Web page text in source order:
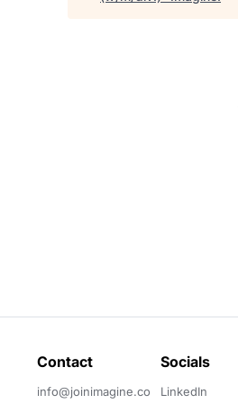
Contact
info@joinimagine.co
Socials
LinkedIn